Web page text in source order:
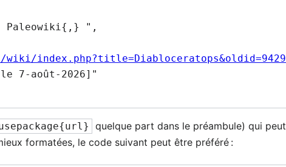
index.php?title=Diabloceratops&oldid=9429
quelque part dans le préambule) qui peut
formatées, le code suivant peut être préféré :